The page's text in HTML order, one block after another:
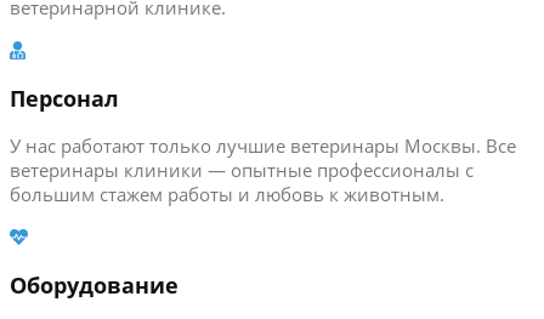
ветеринарной клинике.
Персонал
У нас работают только лучшие ветеринары Москвы. Все
ветеринары клиники — опытные профессионалы с
большим стажем работы и любовь к животным.
Оборудование